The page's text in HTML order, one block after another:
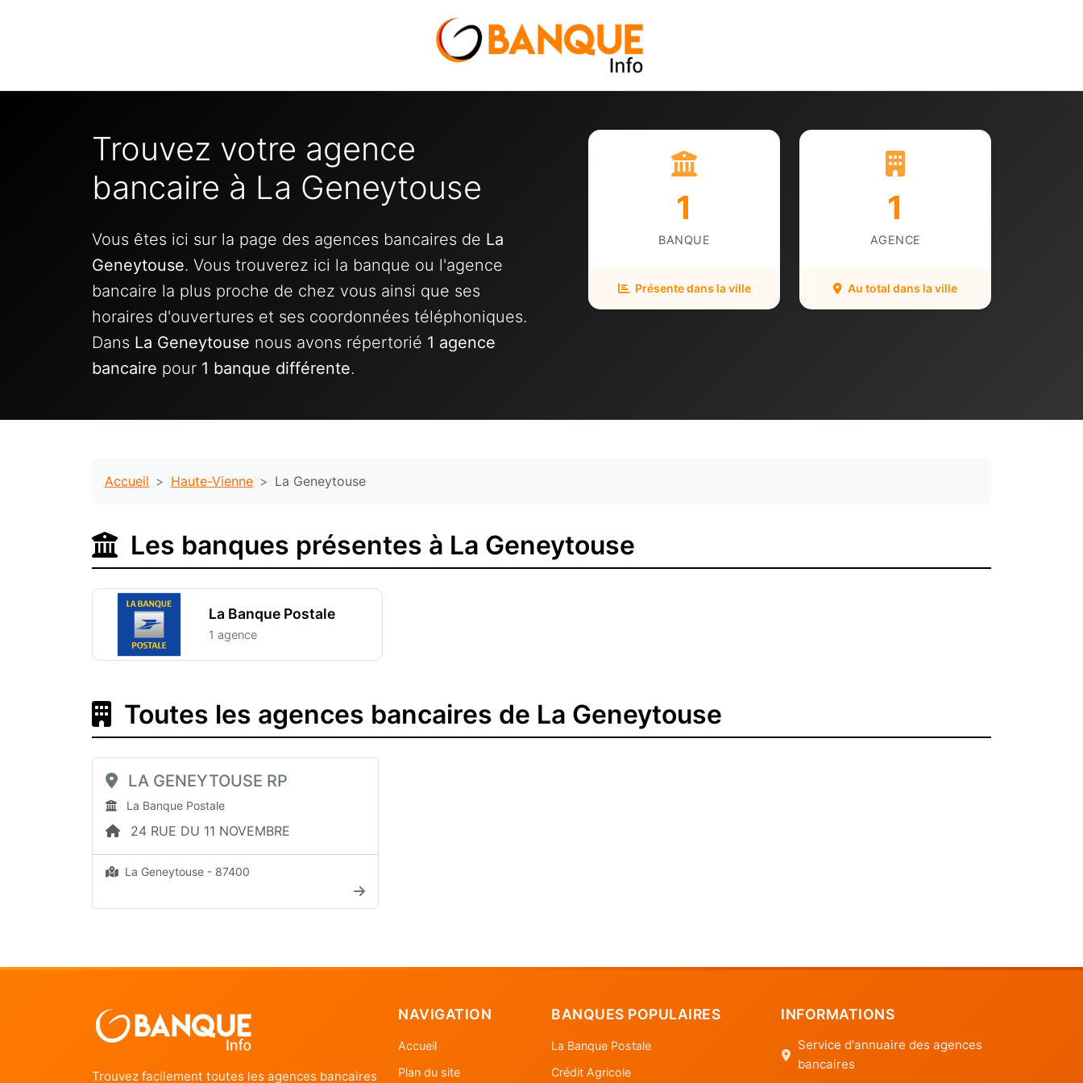
Trouvez votre agence
bancaire à La Geneytouse
Vous êtes ici sur la page des agences bancaires de La
Geneytouse. Vous trouverez ici la banque ou l'agence
bancaire la plus proche de chez vous ainsi que ses
horaires d'ouvertures et ses coordonnées téléphoniques.
Dans La Geneytouse nous avons répertorié 1 agence
bancaire pour 1 banque différente.
1
BANQUE
Présente dans la ville
1
AGENCE
Au total dans la ville
Accueil Haute-Vienne La Geneytouse
Les banques présentes à La Geneytouse
La Banque Postale
1 agence
Toutes les agences bancaires de La Geneytouse
LA GENEYTOUSE RP
La Banque Postale
24 RUE DU 11 NOVEMBRE
La Geneytouse - 87400
Trouvez facilement toutes les agences bancaires
NAVIGATION
Accueil
Plan du site
BANQUES POPULAIRES
La Banque Postale
Crédit Agricole
INFORMATIONS
Service d'annuaire des agences
bancaires